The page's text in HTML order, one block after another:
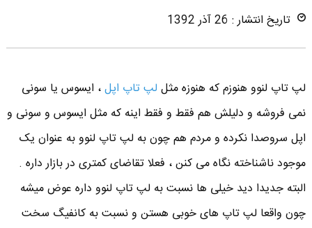
تاریخ انتشار : 26 آذر 1392
لپ تاپ لنوو هنوزم که هنوزه مثل لپ تاپ اپل، ایسوس یا سونی
نمی فروشه و دلیلش هم فقط و فقط اینه که مثل ایسوس و سونی و
اپل سروصدا نکرده و مردم هم چون به لپ تاپ لنوو به عنوان یک
موجود ناشناخته نگاه می کنن ، فعلا تقاضای کمتری در بازار داره .
البته جدیدا دید خیلی ها نسبت به لپ تاپ لنوو داره عوض میشه
چون واقعا لپ تاپ های خوبی هستن و نسبت به کانفیگ سخت